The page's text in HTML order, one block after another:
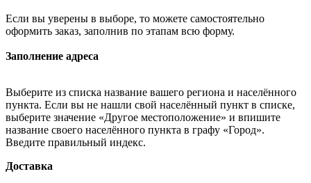
Если вы уверены в выборе, то можете самостоятельно
оформить заказ, заполнив по этапам всю форму.
Заполнение адреса
Выберите из списка название вашего региона и населённого
пункта. Если вы не нашли свой населённый пункт в списке,
выберите значение «Другое местоположение» и впишите
название своего населённого пункта в графу «Город».
Введите правильный индекс.
Доставка